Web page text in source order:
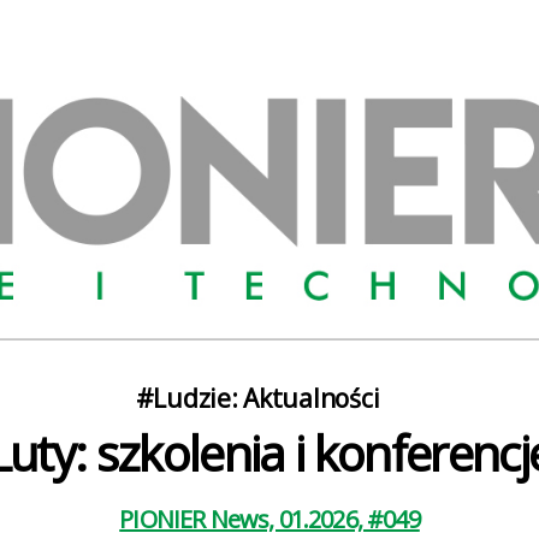
Kategorie
#Ludzie: Aktualności
szkolenia i
PIONIER News, 01.2026, #049